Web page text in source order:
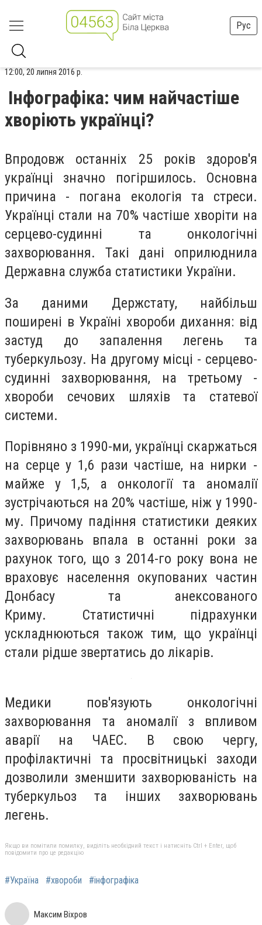
Рус
12:00, 20 липня 2016 р.
Інфографіка: чим найчастіше
хворіють українці?
Впродовж останніх 25 років здоров'я
українці значно погіршилось. Основна
причина - погана екологія та стреси.
Українці стали на 70% частіше хворіти на
серцево-судинні та онкологічні
захворювання. Такі дані оприлюднила
Державна служба статистики України.
За даними Держстату, найбільш
поширені в Україні хвороби дихання: від
застуд до запалення легень та
туберкульозу. На другому місці - серцево-
судинні захворювання, на третьому -
хвороби сечових шляхів та статевої
системи.
Порівняно з 1990-ми, українці скаржаться
на серце у 1,6 рази частіше, на нирки -
майже у 1,5, а онкології та аномалії
зустрічаються на 20% частіше, ніж у 1990-
му. Причому падіння статистики деяких
захворювань впала в останні роки за
рахунок того, що з 2014-го року вона не
враховує населення окупованих частин
Донбасу та анексованого
Криму. Статистичні підрахунки
ускладнюються також тим, що українці
стали рідше звертатись до лікарів.
Медики пов'язують онкологічні
захворювання та аномалії з впливом
аварії на ЧАЕС. В свою чергу,
профілактичні та просвітницькі заходи
дозволили зменшити захворюваність на
туберкульоз та інших захворювань
легень.
Якщо ви помітили помилку, виділіть необхідний текст і натисніть Ctrl + Enter, щоб
повідомити про це редакцію
#Україна #хвороби #інфографіка
Максим Віхров